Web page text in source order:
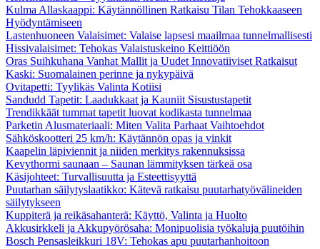
Kulma Allaskaappi: Käytännöllinen Ratkaisu Tilan Tehokkaaseen
Hyödyntämiseen
Lastenhuoneen Valaisimet: Valaise lapsesi maailmaa tunnelmallisesti
Hissivalaisimet: Tehokas Valaistuskeino Keittiöön
Oras Suihkuhana Vanhat Mallit ja Uudet Innovatiiviset Ratkaisut
Kaski: Suomalainen perinne ja nykypäivä
Ovitapetti: Tyylikäs Valinta Kotiisi
Sandudd Tapetit: Laadukkaat ja Kauniit Sisustustapetit
Trendikkäät tummat tapetit luovat kodikasta tunnelmaa
Parketin Alusmateriaali: Miten Valita Parhaat Vaihtoehdot
Sähköskootteri 25 km/h: Käytännön opas ja vinkit
Kaapelin läpiviennit ja niiden merkitys rakennuksissa
Kevythormi saunaan – Saunan lämmityksen tärkeä osa
Käsijohteet: Turvallisuutta ja Esteettisyyttä
Puutarhan säilytyslaatikko: Kätevä ratkaisu puutarhatyövälineiden
säilytykseen
Kuppiterä ja reikäsahanterä: Käyttö, Valinta ja Huolto
Akkusirkkeli ja Akkupyörösaha: Monipuolisia työkaluja puutöihin
Bosch Pensasleikkuri 18V: Tehokas apu puutarhanhoitoon